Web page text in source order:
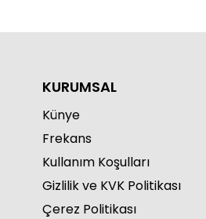
KURUMSAL
Künye
Frekans
Kullanım Koşulları
Gizlilik ve KVK Politikası
Çerez Politikası